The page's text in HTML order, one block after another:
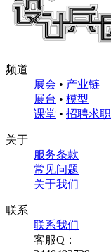
频道
展会 • 产业链
展台 • 模型
课堂 • 招聘求职
关于
服务条款
常见问题
关于我们
联系
联系我们
客服Q：